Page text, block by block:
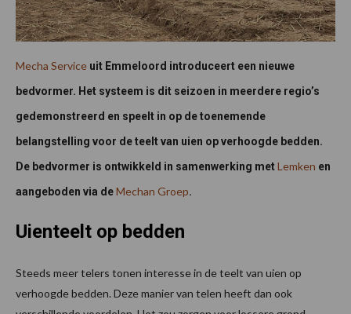
Mecha Service uit Emmeloord introduceert een nieuwe
bedvormer. Het systeem is dit seizoen in meerdere regio’s
gedemonstreerd en speelt in op de toenemende
belangstelling voor de teelt van uien op verhoogde bedden.
De bedvormer is ontwikkeld in samenwerking metLemken en
aangeboden via deMechan Groep.
Uienteelt op bedden
Steeds meer telers tonen interesse in de teelt van uien op
verhoogde bedden. Deze manier van telen heeft dan ook